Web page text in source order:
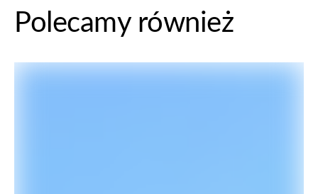
Polecamy również